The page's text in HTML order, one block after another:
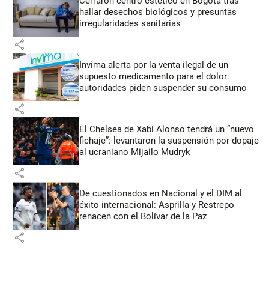
hallar desechos biológicos y presuntas
irregularidades sanitarias
share
Invima alerta por la venta ilegal de un
supuesto medicamento para el dolor:
autoridades piden suspender su consumo
share
El Chelsea de Xabi Alonso tendrá un “nuevo
fichaje”: levantaron la suspensión por dopaje
al ucraniano Mijailo Mudryk
share
De cuestionados en Nacional y el DIM al
éxito internacional: Asprilla y Restrepo
renacen con el Bolívar de la Paz
share